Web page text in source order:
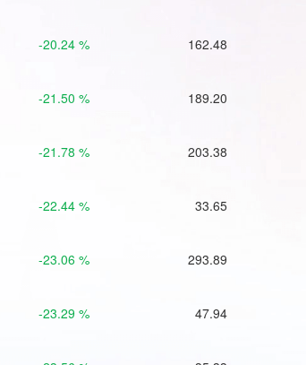
-20.24 % 162.48
-21.50 % 189.20
-21.78 % 203.38
-22.44 % 33.65
-23.06 % 293.89
-23.29 % 47.94